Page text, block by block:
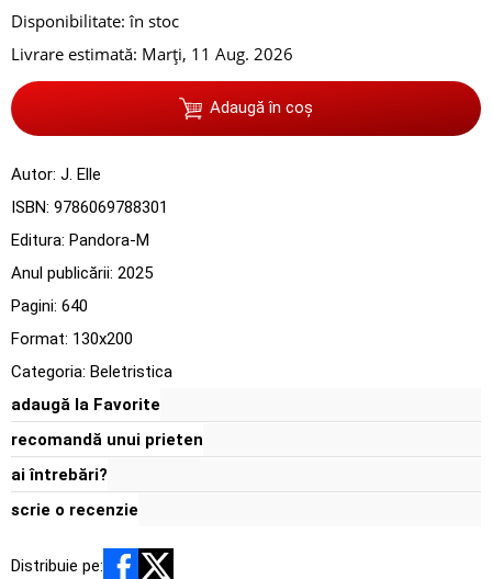
Disponibilitate: în stoc
Livrare estimată: Marți, 11 Aug. 2026
Adaugă în coș
Autor: J. Elle
ISBN: 9786069788301
Editura: Pandora-M
Anul publicării: 2025
Pagini: 640
Format: 130x200
Categoria: Beletristica
adaugă la Favorite
recomandă unui prieten
ai întrebări?
scrie o recenzie
Distribuie pe: